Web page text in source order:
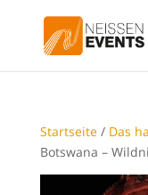
Startseite / Das
Botswana –